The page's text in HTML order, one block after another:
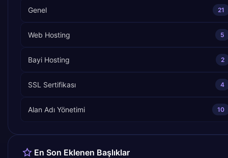
Genel 21
Web Hosting 5
Bayi Hosting 2
SSL Sertifikası 4
Alan Adı Yönetimi 10
En Son Eklenen Başlıklar